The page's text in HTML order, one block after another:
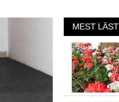
MEST LÄST